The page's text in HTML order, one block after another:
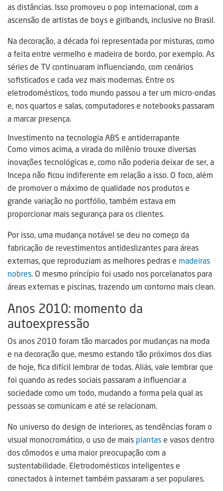
as distâncias. Isso promoveu o pop internacional, com a
ascensão de artistas de boys e girlbands, inclusive no Brasil.
Na decoração, a década foi representada por misturas, como
a feita entre vermelho e madeira de bordo, por exemplo. As
séries de TV continuaram influenciando, com cenários
sofisticados e cada vez mais modernas. Entre os
eletrodomésticos, todo mundo passou a ter um micro-ondas
e, nos quartos e salas, computadores e notebooks passaram
a marcar presença.
Investimento na tecnologia ABS e antiderrapante
Como vimos acima, a virada do milênio trouxe diversas
inovações tecnológicas e, como não poderia deixar de ser, a
Incepa não ficou indiferente em relação a isso. O foco, além
de promover o máximo de qualidade nos produtos e
grande variação no portfólio, também estava em
proporcionar mais segurança para os clientes.
Por isso, uma mudança notável se deu no começo da
fabricação de revestimentos antideslizantes para áreas
externas, que reproduziam as melhores pedras e madeiras
nobres. O mesmo princípio foi usado nos porcelanatos para
áreas externas e piscinas, trazendo um contorno mais clean.
Anos 2010: momento da
autoexpressão
Os anos 2010 foram tão marcados por mudanças na moda
e na decoração que, mesmo estando tão próximos dos dias
de hoje, fica difícil lembrar de todas. Aliás, vale lembrar que
foi quando as redes sociais passaram a influenciar a
sociedade como um todo, mudando a forma pela qual as
pessoas se comunicam e até se relacionam.
No universo do design de interiores, as tendências foram o
visual monocromático, o uso de mais plantase vasos dentro
dos cômodos e uma maior preocupação com a
sustentabilidade. Eletrodomésticos inteligentes e
conectados à internet também passaram a ser populares.